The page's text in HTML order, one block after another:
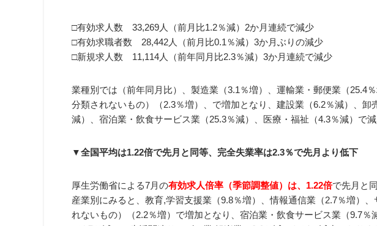
□有効求人数 33,269人（前月比1.2％減）2か月連続で減少
□有効求職者数 28,442人（前月比0.1％減）3か月ぶりの減少
□新規求人数 11,114人（前年同月比2.3％減）3か月連続で減少
業種別では（前年同月比）、製造業（3.1％増）、運輸業・郵便業（25.4
分類されないもの）（2.3％増）、で増加となり、建設業（6.2％減）、卸
減）、宿泊業・飲食サービス業（25.3％減）、医療・福祉（4.3％減）で減
▼全国平均は1.22倍で先月と同等、完全失業率は2.3％で先月より低下
厚生労働省による7月の有効求人倍率（季節調整値）は、1.22倍で先月と
産業別にみると、教育,学習支援業（9.8％増）、情報通信業（2.7％増）、
れないもの）（2.2％増）で増加となり、宿泊業・飲食サービス業（9.7％